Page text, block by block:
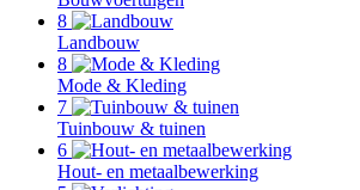
8
Landbouw
8
Mode & Kleding
7
Tuinbouw & tuinen
6
Hout- en metaalbewerking